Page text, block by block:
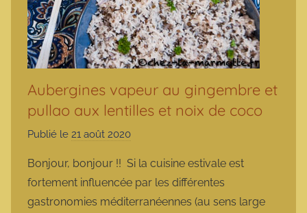
Aubergines vapeur au gingembre et
pullao aux lentilles et noix de coco
Publié le 21 août 2020
r
m
a
Bonjour, bonjour !! Si la cuisine estivale est
fortement influencée par les différentes
gastronomies méditerranéennes (au sens large